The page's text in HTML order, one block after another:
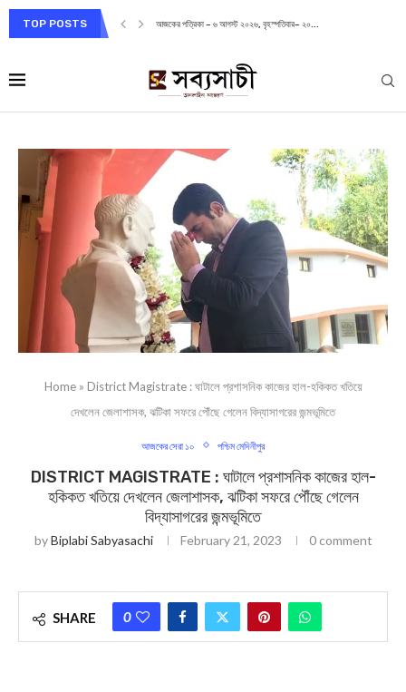
TOP POSTS আজকের পত্রিকা – ৬ আগস্ট ২০২৬, বৃহস্পতিবার– ২০...
Home» District Magistrate : ঘাটালে প্রশাসনিক কাজের হাল-হকিকত খতিয়ে
দেখলেন জেলাশাসক, ঝটিকা সফরে পৌঁছে গেলেন বিদ্যাসাগরের জন্মভূমিতে
আজকের সেরা ১০ পশ্চিম মেদিনীপুর
DISTRICT MAGISTRATE : ঘাটালে প্রশাসনিক কাজের হাল-
হকিকত খতিয়ে দেখলেন জেলাশাসক, ঝটিকা সফরে পৌঁছে গেলেন
বিদ্যাসাগরের জন্মভূমিতে
byBiplabi Sabyasachi February 21, 2023 0 comment
SHARE 0